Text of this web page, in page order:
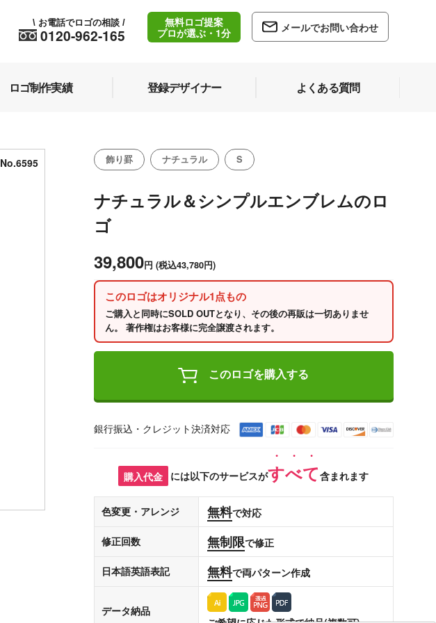
0120-962-165
\ お電話でロゴの相談 /
無料ロゴ提案
プロが選ぶ・1分
メールでお問い合わせ
ロゴ制作実績 登録デザイナー よくある質問
No.6595 飾り罫 ナチュラル S
ナチュラル＆シンプルエンブレムのロ
ゴ
39,800円 (税込43,780円)
このロゴはオリジナル1点もの
ご購入と同時にSOLD OUTとなり、その後の再販は一切ありませ
ん。 著作権はお客様に完全譲渡されます。
このロゴを購入する
銀行振込・クレジット決済対応
購入代金 には以下のサービスがすべて含まれます
色変更・アレンジ 無料で対応
修正回数 無制限で修正
日本語英語表記 無料で両パターン作成
データ納品